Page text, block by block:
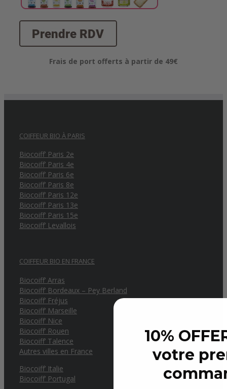
Frais de port offerts à partir de 49€
COIFFEUR BIO À PARIS
Biocoiff’ Paris 2e
Biocoiff’ Paris 4e
Biocoiff’ Paris 6e
Biocoiff’ Paris 8e
Biocoiff’ Paris 12e
Biocoiff’ Paris 13e
Biocoiff’ Paris 15e
Biocoiff’ Levallois
COIFFEUR BIO EN FRANCE
Biocoiff’ Arras
Biocoiff’ Bordeaux – Pey Berland
Biocoiff’ Fréjus
Biocoiff’ Marseille
Biocoiff’ Nice
Biocoiff’ Rouen
Biocoiff’ Talence
Autres villes en France
Biocoiff’ Italie
Biocoiff’ Portugal
10%
votre